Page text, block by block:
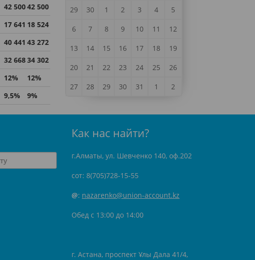
42 50042 500
17 641 18 524
40 441 43 272
32 66834 302
12%
12%
9,5% 9%
29 30 1 2 3 4 5
6 7 8 9 10 11 12
13 14 15 16 17 18 19
20 21 22 23 24 25 26
27 28 29 30 31 1 2
Как нас найти?
г.Алматы, ул. Шевченко 140, оф.202
сот: 8(705)728-15-55
@: nazarenko@union-account.kz
Обед с 13:00 до 14:00
г. Астана, проспект Ұлы Дала 41/4,